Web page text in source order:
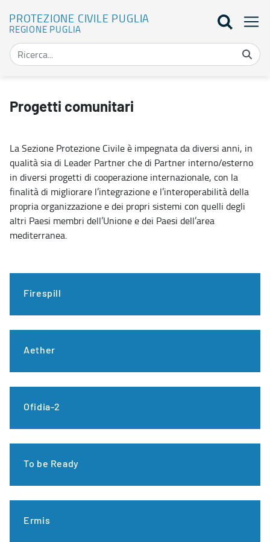
PROTEZIONE CIVILE PUGLIA
REGIONE PUGLIA
Progetti comunitari
La Sezione Protezione Civile è impegnata da diversi anni, in
qualità sia di Leader Partner che di Partner interno/esterno
in diversi progetti di cooperazione internazionale, con la
finalità di migliorare l’integrazione e l’interoperabilità della
propria organizzazione e dei propri sistemi con quelli degli
altri Paesi membri dell’Unione e dei Paesi dell’area
mediterranea.
Firespill
Aether
Ofidia-2
To be Ready
Ermis